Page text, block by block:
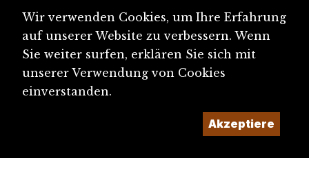
Mitglieder des Grossen Rats des Kantons Bern ...
Mitglieder des Grossen Rats des Kantons Bern ...
Ziegler Papier AG, Grellingen
Société jurassienne d’Emulation SJE
Wir verwenden Cookies, um Ihre Erfahrung
auf unserer Website zu verbessern. Wenn
Sie weiter surfen, erklären Sie sich mit
unserer Verwendung von Cookies
einverstanden.
Akzeptiere